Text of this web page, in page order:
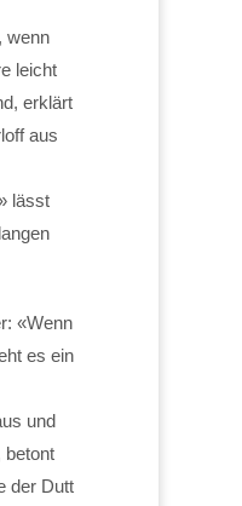
wenn
leicht
erklärt
aus
lässt
«Wenn
es ein
und
betont
der Dutt